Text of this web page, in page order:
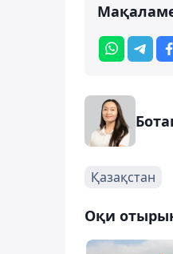
Қазақстан
Оқи